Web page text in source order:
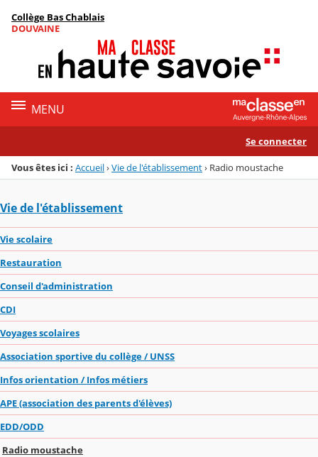
Menu de la rubrique
Contenu
Collège Bas Chablais
DOUVAINE
MENU
Se connecter
Vous êtes ici : Accueil›Vie de l'établissement› Radio moustache
Vie de l'établissement
Vie scolaire
Restauration
Conseil d'administration
CDI
Voyages scolaires
Association sportive du collège / UNSS
Infos orientation / Infos métiers
APE (association des parents d'élèves)
EDD/ODD
Radio moustache